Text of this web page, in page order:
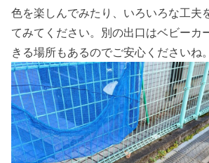
色を楽しんでみたり、いろいろな工夫
てみてください。別の出口はベビーカ
きる場所もあるのでご安心くださいね。